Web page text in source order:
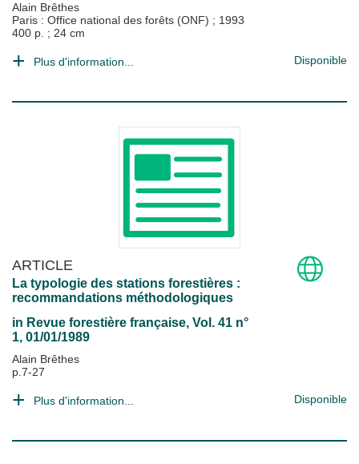
Alain Brêthes
Paris : Office national des forêts (ONF) ; 1993
400 p. ; 24 cm
Plus d'information... Disponible
ARTICLE
La typologie des stations forestières :
recommandations méthodologiques
in Revue forestière française, Vol. 41 n°
1, 01/01/1989
Alain Brêthes
p.7-27
Plus d'information... Disponible